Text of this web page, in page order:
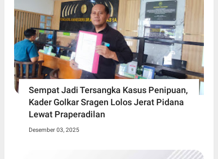
Sempat Jadi Tersangka Kasus Penipuan,
Kader Golkar Sragen Lolos Jerat Pidana
Lewat Praperadilan
Desember 03, 2025